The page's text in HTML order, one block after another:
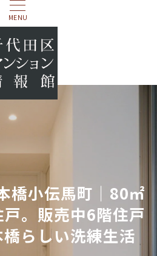
MENU
橋小伝馬町｜80㎡
。販売中6階住戸
らしい洗練生活